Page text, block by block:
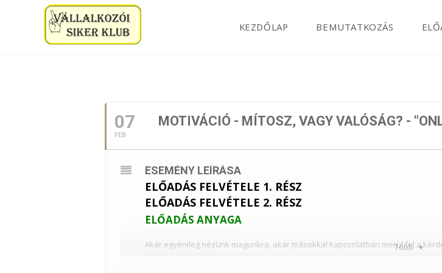
KEZDŐLAP BEMUTATKOZÁS
07
FEB
MOTIVÁCIÓ - MÍTOSZ, VAGY VALÓSÁG? -
Több
ESEMÉNY LEÍRÁSA
ELŐADÁS FELVÉTELE 1. RÉSZ
ELŐADÁS FELVÉTELE 2. RÉSZ
ELŐADÁS ANYAGA
Akár egyénileg nézünk magunkra, akár másokkal kapcsolatban merül fel a